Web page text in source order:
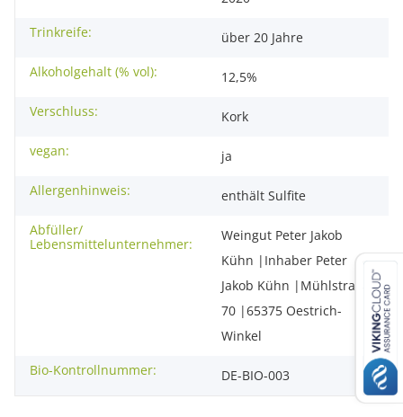
Trinkreife:
über 20 Jahre
Alkoholgehalt (% vol):
12,5%
Verschluss:
Kork
vegan:
ja
Allergenhinweis:
enthält Sulfite
Abfüller/
Lebensmittelunternehmer:
Weingut Peter Jakob
Kühn |Inhaber Peter
Jakob Kühn |Mühlstraße
70 |65375 Oestrich-
Winkel
Bio-Kontrollnummer:
DE-BIO-003